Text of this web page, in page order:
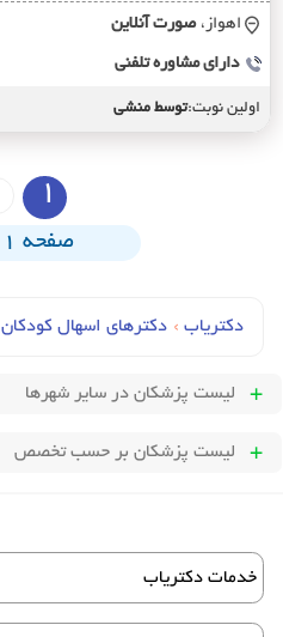
اهواز، صورت آنلاين
دارای مشاوره تلفنی
اولین نوبت:توسط منشی
1
صفحه 1 از 2
دکتریاب › دکترهای اسهال کودکان
لیست پزشکان در سایر شهرها
لیست پزشکان بر حسب تخصص
خدمات دکتریاب